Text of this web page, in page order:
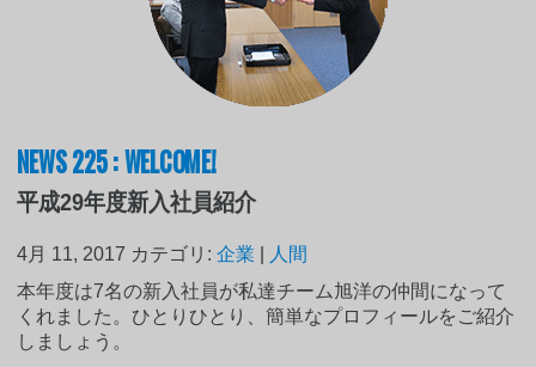
NEWS 225 : WELCOME!
平成29年度新入社員紹介
4月 11, 2017 カテゴリ:企業
人間
本年度は7名の新入社員が私達チーム旭洋の仲間になって
くれました。ひとりひとり、簡単なプロフィールをご紹介
しましょう。